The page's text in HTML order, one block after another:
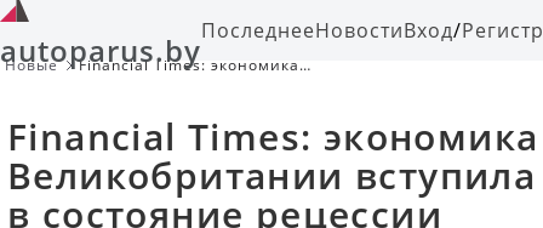
autoparus.byПоследнееНовостиВход/
Новые
Financial Times: экономика
Financial Times: экономика
Великобритании вступила
в состояние рецессии